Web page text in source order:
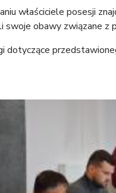
właściciele posesji
swoje obawy związane z
dotyczące